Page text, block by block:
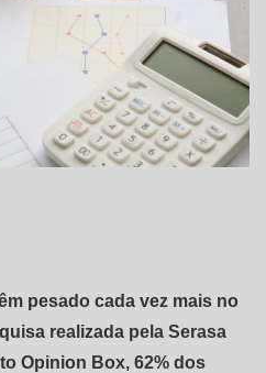
pesado cada vez mais no
realizada pela Serasa
Opinion Box, 62% dos